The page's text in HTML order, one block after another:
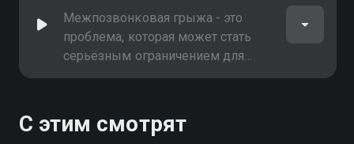
Межпозвонковая грыжа - это
проблема, которая может стать
серьёзным ограничением для
активной жизни. Вместе с
тренировки для людей с
С этим смотрят